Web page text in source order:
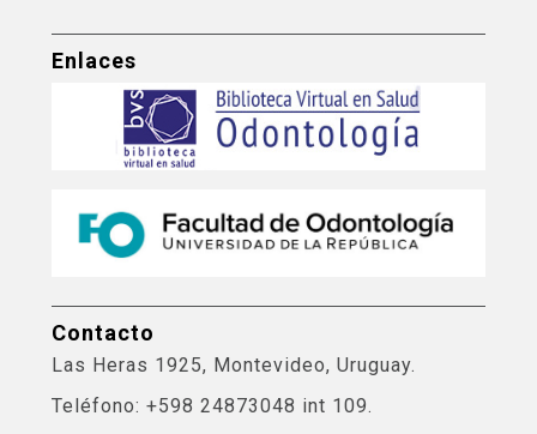
Enlaces
Contacto
Las Heras 1925, Montevideo, Uruguay.
Teléfono: +598 24873048 int 109.